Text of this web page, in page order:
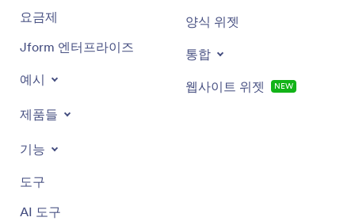
Black lingerie
White lingerie
Pink lingerie
Cute lingerie
Vintage lingerie
Latex lingerie
요금제
Jform 엔터프라이즈
예시
제품들
기능
도구
AI 도구
양식 위젯
통합
웹사이트 위젯 NEW